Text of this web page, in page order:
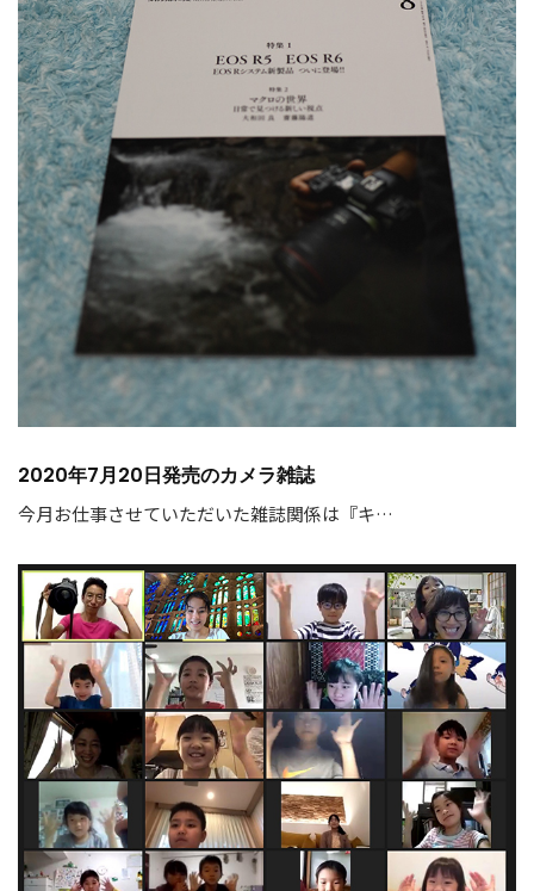
2020年7月20日発売のカメラ雑誌
今月お仕事させていただいた雑誌関係は『キ…